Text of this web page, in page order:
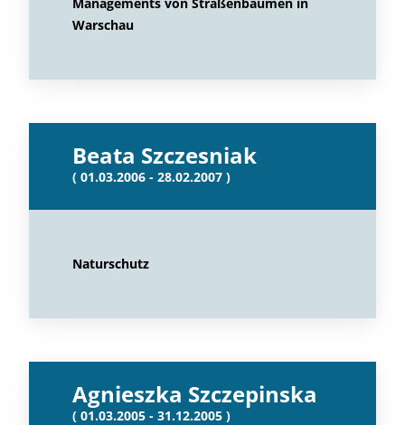
Warschau
Beata Szczesniak
( 01.03.2006 - 28.02.2007 )
Naturschutz
Agnieszka Szczepinska
( 01.03.2005 - 31.12.2005 )